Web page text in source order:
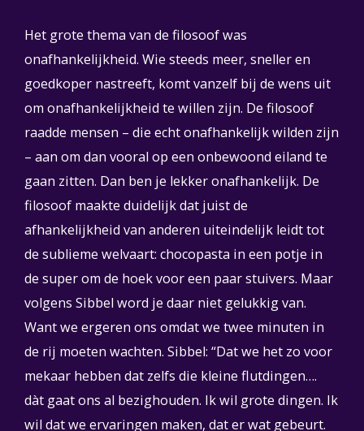
Het grote thema van de filosoof was
onafhankelijkheid. Wie steeds meer, sneller en
goedkoper nastreeft, komt vanzelf bij de wens uit
om onafhankelijkheid te willen zijn. De filosoof
raadde mensen – die echt onafhankelijk wilden zijn
– aan om dan vooral op een onbewoond eiland te
gaan zitten. Dan ben je lekker onafhankelijk. De
filosoof maakte duidelijk dat juist de
afhankelijkheid van anderen uiteindelijk leidt tot
de sublieme welvaart: chocopasta in een potje in
de super om de hoek voor een paar stuivers. Maar
volgens Sibbel word je daar niet gelukkig van.
Want we ergeren ons omdat we twee minuten in
de rij moeten wachten. Sibbel: “Dat we het zo voor
mekaar hebben dat zelfs die kleine flutdingen….
dàt gaat ons al bezighouden. Ik wil grote dingen. Ik
wil dat we ervaringen maken, dat er wat gebeurt.